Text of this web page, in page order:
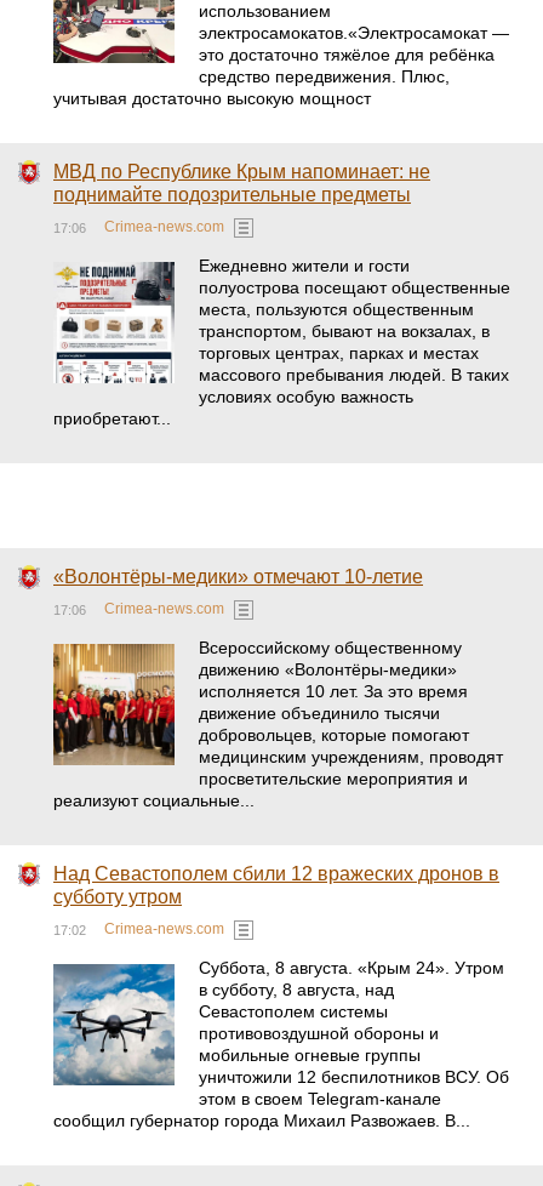
использованием
электросамокатов.«Электросамокат —
это достаточно тяжёлое для ребёнка
средство передвижения. Плюс,
учитывая достаточно высокую мощност
МВД по Республике Крым напоминает: не
поднимайте подозрительные предметы
17:06 Crimea-news.com
Ежедневно жители и гости
полуострова посещают общественные
места, пользуются общественным
транспортом, бывают на вокзалах, в
торговых центрах, парках и местах
массового пребывания людей. В таких
условиях особую важность
приобретают...
«Волонтёры-медики» отмечают 10-летие
17:06 Crimea-news.com
Всероссийскому общественному
движению «Волонтёры-медики»
исполняется 10 лет. За это время
движение объединило тысячи
добровольцев, которые помогают
медицинским учреждениям, проводят
просветительские мероприятия и
реализуют социальные...
Над Севастополем сбили 12 вражеских дронов в
субботу утром
17:02 Crimea-news.com
Суббота, 8 августа. «Крым 24». Утром
в субботу, 8 августа, над
Севастополем системы
противовоздушной обороны и
мобильные огневые группы
уничтожили 12 беспилотников ВСУ. Об
этом в своем Telegram-канале
сообщил губернатор города Михаил Развожаев. В...